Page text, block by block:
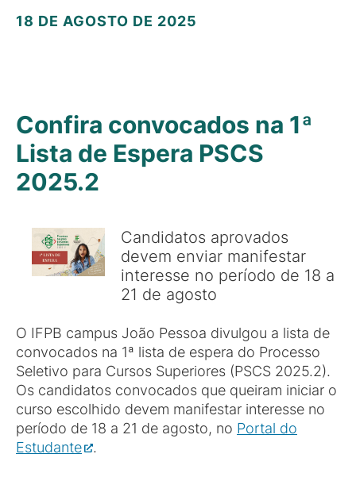
18 DE AGOSTO DE 2025
Confira convocados na 1ª
Lista de Espera PSCS
2025.2
Candidatos aprovados
devem enviar manifestar
interesse no período de 18 a
21 de agosto
O IFPB campus João Pessoa divulgou a lista de
convocados na 1ª lista de espera do Processo
Seletivo para Cursos Superiores (PSCS 2025.2).
Os candidatos convocados que queiram iniciar o
curso escolhido devem manifestar interesse no
período de 18 a 21 de agosto, no Portal do
Estudante
.